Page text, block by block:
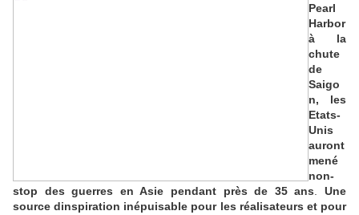
Pearl
Harbor
à la
chute
de
Saigo
n, les
Etats-
Unis
auront
mené
non-
stop des guerres en Asie pendant près de 35 ans .Une
source dinspiration inépuisable pour les réalisateurs et pour